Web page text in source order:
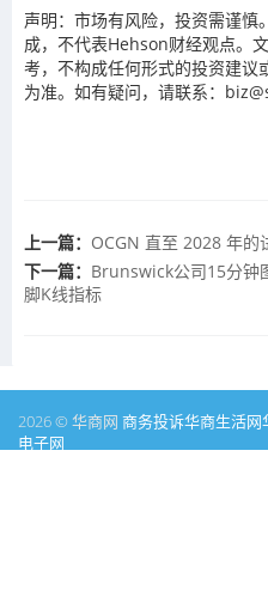
声明：市场有风险，投资需谨慎
成，不代表Hehson财经观点。
考，不构成任何形式的投资建议
为准。如有疑问，请联系：
上一篇： OCGN 直至 2028 年的
下一篇： Brunswick公司15分钟
脚K线指标
2026 © 华商网 商务投诉华商生活网
电子网